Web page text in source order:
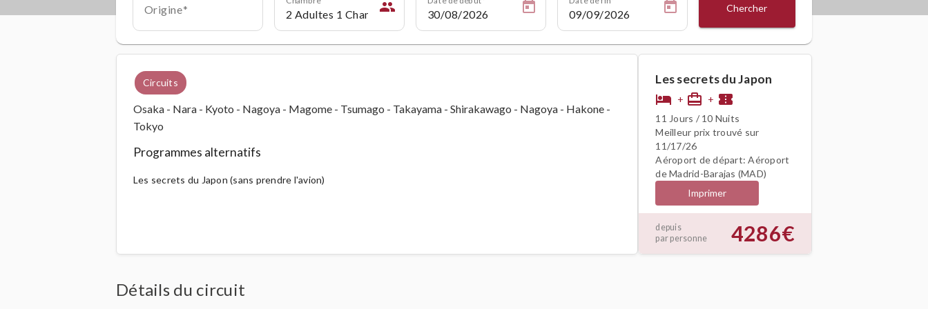
Origine people Chercher
Circuits
Osaka - Nara - Kyoto - Nagoya - Magome - Tsumago - Takayama - Shirakawago - Nagoya - Hakone -
Tokyo
Programmes alternatifs
Les secrets du Japon (sans prendre l'avion)
Les secrets du Japon
hotel + card_travel + confirmation_number
11 Jours / 10 Nuits
Meilleur prix trouvé sur
11/17/26
Aéroport de départ: Aéroport
de Madrid-Barajas (MAD)
Imprimer
depuis
par personne
4286€
Détails du circuit